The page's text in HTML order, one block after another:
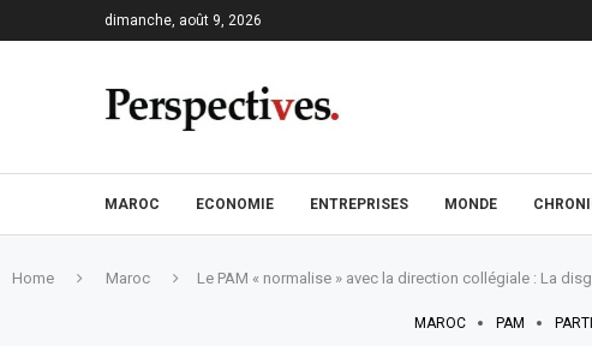
dimanche, août 9, 2026
MAROC ECONOMIE ENTREPRISES MONDE
Home Maroc Le PAM « normalise » avec la direction collégiale : La
MAROC PAM